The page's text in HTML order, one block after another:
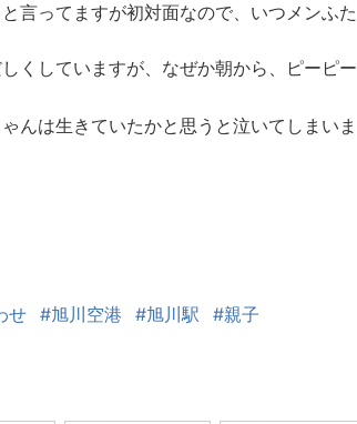
言ってますが初対面なので、いつメンふた
くしていますが、なぜか朝から、ピーピー
んは生きていたかと思うと泣いてしまいま
せ #旭川空港 #旭川駅
#親子